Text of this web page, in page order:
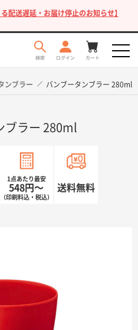
配送遅延・お届け停止のお知らせ】
ンブラー バンブータンブラー 280ml
ブラー 280ml
1点あたり最安
548円〜
（印刷料込・税込）
送料無料